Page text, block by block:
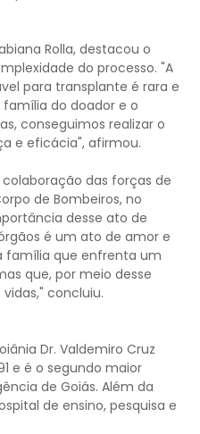
Rolla, destacou o
do processo. "A
para transplante é rara e
do doador e o
conseguimos realizar o
e eficácia", afirmou.
das forças de
de Bombeiros, no
desse ato de
é um ato de amor e
família que enfrenta um
que, por meio desse
concluiu.
Dr. Valdemiro Cruz
e é o segundo maior
de Goiás. Além da
de ensino, pesquisa e